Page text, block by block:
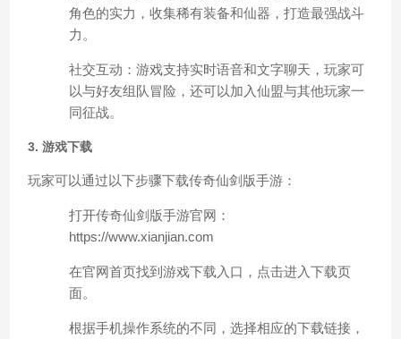
角色的实力，收集稀有装备和仙器，打造最强战斗
力。
社交互动：游戏支持实时语音和文字聊天，玩家可
以与好友组队冒险，还可以加入仙盟与其他玩家一
同征战。
3. 游戏下载
玩家可以通过以下步骤下载传奇仙剑版手游：
打开传奇仙剑版手游官网：
https://www.xianjian.com
在官网首页找到游戏下载入口，点击进入下载页
面。
根据手机操作系统的不同，选择相应的下载链接，